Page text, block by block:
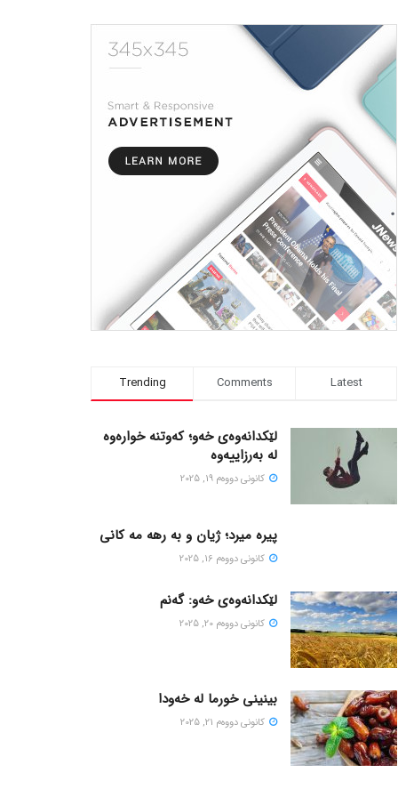
Trending Comments Latest
لێکدانەوەی خەو؛ کەوتنە خوارەوە
لە بەرزاییەوە
كانونی دووه‌م 19, 2025
پیره میرد؛ ژیان و به رهه مه کانی
كانونی دووه‌م 16, 2025
لێکدانەوەی خەو: گەنم
كانونی دووه‌م 20, 2025
بینینی خورما لە خەودا
كانونی دووه‌م 21, 2025